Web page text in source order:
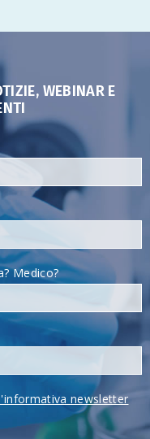
WEBINAR E
Medico?
newsletter